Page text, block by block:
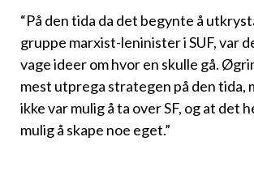
“På den tida da det begynte å
gruppe marxist-leninister i SUF, var
vage ideer om hvor en skulle gå.
mest utprega strategen på den tida,
ikke var mulig å ta over SF, og at det
mulig å skape noe eget.”